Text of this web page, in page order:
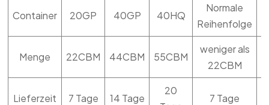
Container 20GP 40GP 40HQ
Normale
Reihenfolge
Menge 22CBM 44CBM 55CBM
weniger als
22CBM
Lieferzeit 7 Tage 14 Tage
20
7 Tage